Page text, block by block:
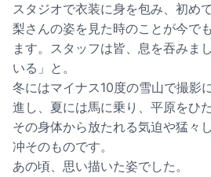
スタジオで衣装に身を包み、初め
梨さんの姿を見た時のことが今で
ます。スタッフは皆、息を吞みま
いる」と。
冬にはマイナス10度の雪山で撮影
進し、夏には馬に乗り、平原をひ
その身体から放たれる気迫や猛々
冲そのものです。
あの頃、思い描いた姿でした。